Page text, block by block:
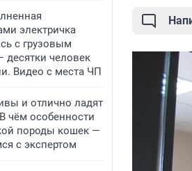
электричка
с грузовым
десятки человек
Видео с места ЧП
и отлично ладят
чём особенности
породы кошек —
с экспертом